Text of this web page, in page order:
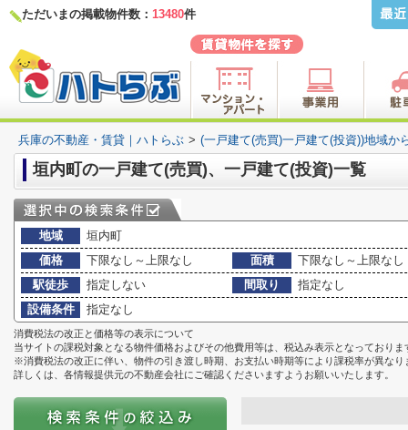
ただいまの掲載物件数： 13480件
兵庫の不動産・賃貸｜ハトらぶ > (一戸建て(売買)一戸建て(投資))地域か
垣内町の一戸建て(売買)、一戸建て(投資)一覧
地域
垣内町
価格
下限なし～上限なし 面積
下限なし～上限なし
駅徒歩
指定しない 間取り
指定なし
設備条件
指定なし
消費税法の改正と価格等の表示について
当サイトの課税対象となる物件価格およびその他費用等は、税込み表示となっておりま
※消費税法の改正に伴い、物件の引き渡し時期、お支払い時期等により課税率が異なり
詳しくは、各情報提供元の不動産会社にご確認くださいますようお願いいたします。